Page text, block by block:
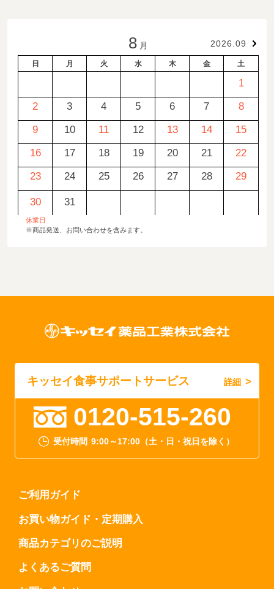
8 月 2026.09
日 月 火 水 木 金 土
1
2
3 4 5 6 7
8
9
10 11 12 13 14
15
16
17 18 19 20 21
22
23
24 25 26 27 28 29
30 31
休業日
※商品発送、お問い合わせを含みます。
キッセイ食事サポートサービス 詳細
0120-515-260
受付時間 9:00～17:00（土・日・祝日を除く）
ご利用ガイド
お買い物ガイド・定期購入
商品カテゴリのご説明
よくあるご質問